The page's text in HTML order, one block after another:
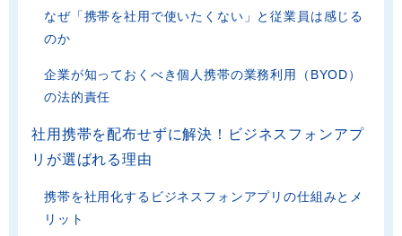
なぜ「携帯を社用で使いたくない」と従業員は感じる
のか
企業が知っておくべき個人携帯の業務利用（BYOD）
の法的責任
社用携帯を配布せずに解決！ビジネスフォンアプ
リが選ばれる理由
携帯を社用化するビジネスフォンアプリの仕組みとメ
リット